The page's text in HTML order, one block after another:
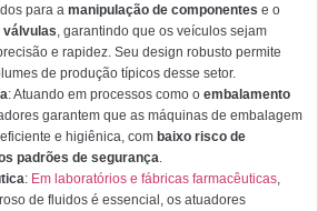
para a manipulação de componentes e o
válvulas , garantindo que os veículos sejam
e rapidez. Seu design robusto permite
de produção típicos desse setor.
: Atuando em processos como o embalamento
garantem que as máquinas de embalagem
e higiênica, com baixo risco de
padrões de segurança
: Em laboratórios e fábricas farmacêuticas
de fluidos é essencial, os atuadores